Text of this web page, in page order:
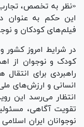
«نظر به تخصص،
این حکم به عنوان
فیلم‌های کودکان و
در شرایط امروز
کودک و نوجوان از
راهبردی برای
انسانی و ارزش‌های
انتظار می‌رسد این
تقویت آگاهی،
نوجوانان ایران